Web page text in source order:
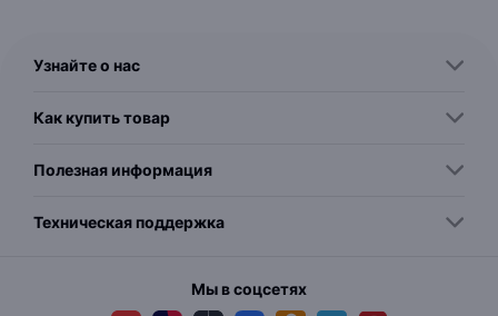
Узнайте о нас
Как купить товар
Полезная информация
Техническая поддержка
Мы в соцсетях